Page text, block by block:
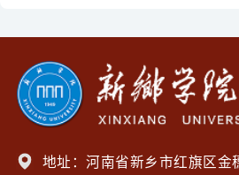
地址：河南省新乡市红旗区金